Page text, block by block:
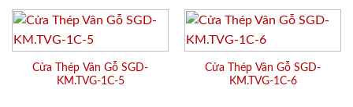
Cửa Thép Vân Gỗ SGD-
KM.TVG-1C-5
Cửa Thép Vân Gỗ SGD-
KM.TVG-1C-6